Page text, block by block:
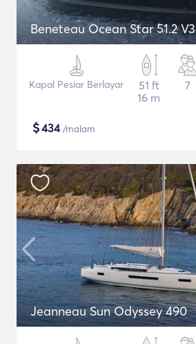
Beneteau Ocean Star 51.2 V3
Kapal Pesiar Berlayar
51 ft
16 m
7
$434/malam
Jeanneau Sun Odyssey 490